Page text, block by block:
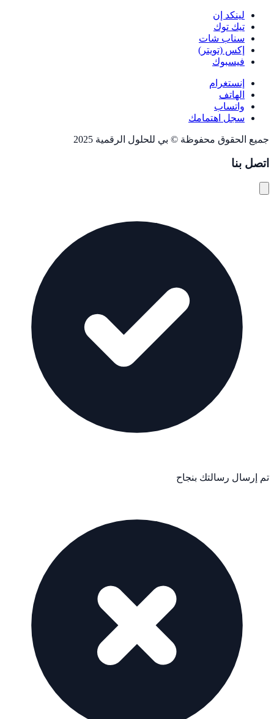
لينكد إن
تيك توك
سناب شات
إكس (تويتر)
فيسبوك
إنستغرام
الهاتف
واتساب
سجل اهتمامك
جميع الحقوق محفوظة © بي للحلول الرقمية 2025
اتصل بنا
تم إرسال رسالتك بنجاح